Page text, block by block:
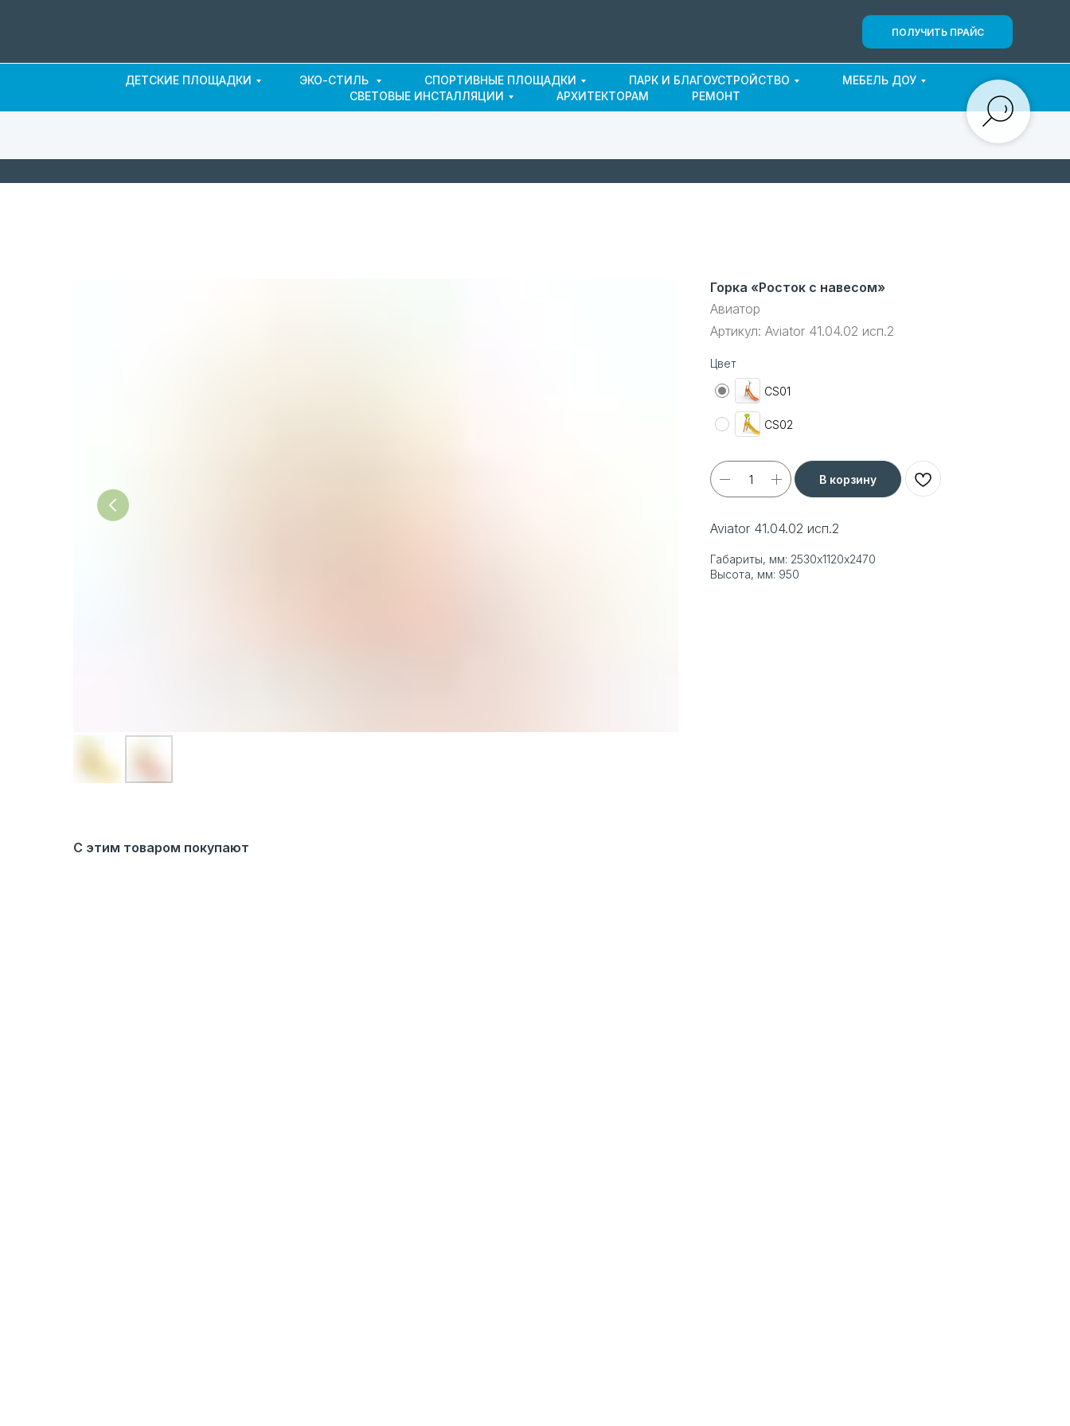
ПОЛУЧИТЬ ПРАЙС
ДЕТСКИЕ ПЛОЩАДКИ ЭКО-СТИЛЬ СПОРТИВНЫЕ ПЛОЩАДКИ ПАРК И БЛАГОУСТРОЙСТВО
МЕБЕЛЬ ДОУ
СВЕТОВЫЕ ИНСТАЛЛЯЦИИ
АРХИТЕКТОРАМ РЕМОНТ
Горка «Росток с навесом»
Авиатор
Артикул: Aviator 41.04.02 исп.2
Цвет
CS01
CS02
В корзину
Aviator 41.04.02 исп.2
Габариты, мм: 2530х1120х2470
Высота, мм: 950
С этим товаром покупают